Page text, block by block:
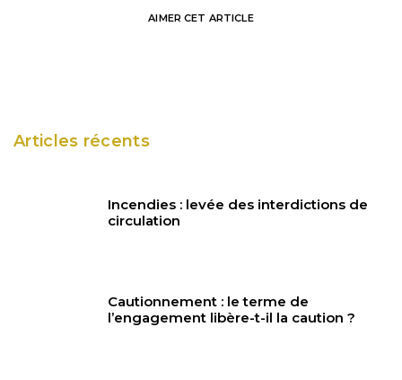
AIMER CET ARTICLE
Articles récents
Incendies : levée des interdictions de
circulation
Cautionnement : le terme de
l’engagement libère-t-il la caution ?